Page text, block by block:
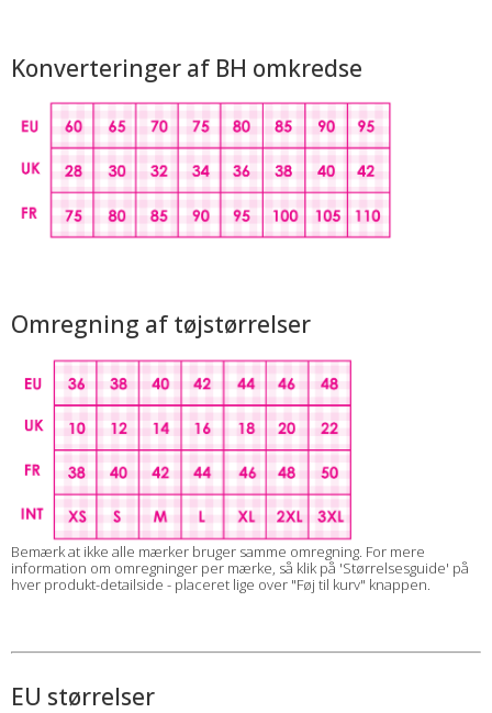
Konverteringer af BH omkredse
Omregning af tøjstørrelser
Bemærk at ikke alle mærker bruger samme omregning. For mere
information om omregninger per mærke, så klik på 'Størrelsesguide' på
hver produkt-detailside - placeret lige over "Føj til kurv" knappen.
EU størrelser